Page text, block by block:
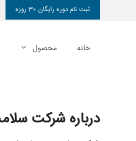
ثبت نام دوره رایگان 30 روزه
خانه محصول
درباره شرکت